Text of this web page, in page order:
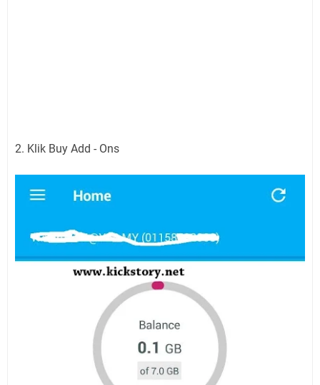
2. Klik Buy Add - Ons